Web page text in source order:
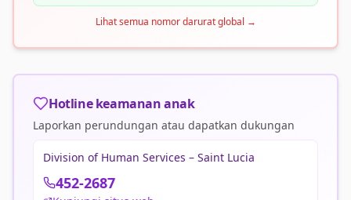
Lihat semua nomor darurat global →
Hotline keamanan anak
Laporkan perundungan atau dapatkan dukungan
Division of Human Services – Saint Lucia
452-2687